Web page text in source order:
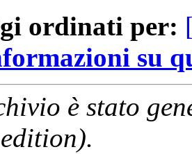
ordinati per:
su
è stato